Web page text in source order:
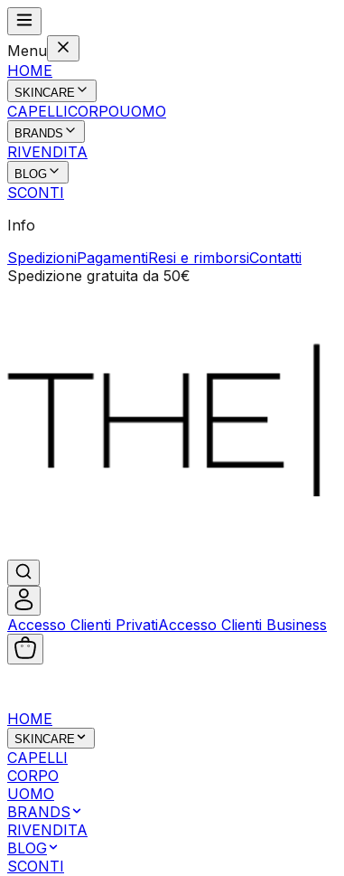
Menu
HOME
SKINCARE
CAPELLICORPOUOMO
BRANDS
RIVENDITA
BLOG
SCONTI
Info
SpedizioniPagamentiResi e rimborsiContatti
Spedizione gratuita da 50€
Accesso Clienti PrivatiAccesso Clienti Business
HOME
SKINCARE
CAPELLI
CORPO
UOMO
BRANDS
RIVENDITA
BLOG
SCONTI